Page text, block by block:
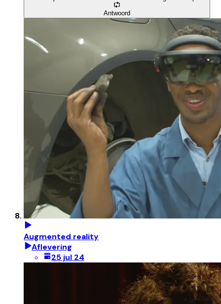
Antwoord
Augmented reality
Aflevering
25 jul 24